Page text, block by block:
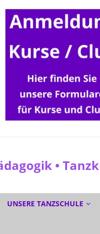
•
UNSERE TANZSCHULE